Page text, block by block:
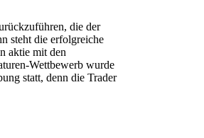
die der
steht die erfolgreiche
aktie mit den
Wettbewerb wurde
statt, denn die Trader